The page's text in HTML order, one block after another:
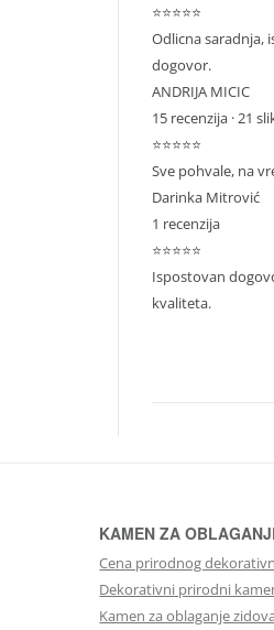
⭐⭐⭐⭐⭐
Odlicna saradnja,
dogovor.
ANDRIJA MICIC
15 recenzija · 21
⭐⭐⭐⭐⭐
Sve pohvale, na
Darinka Mitrović
1 recenzija
⭐⭐⭐⭐⭐
Ispostovan
kvaliteta.
KAMEN ZA
Cena prirodnog
Dekorativni prirodni
Kamen za oblaganje zidova